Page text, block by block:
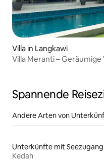
Villa in Langkawi
Villa Meranti –
Spannende
Andere Arten von
Unterkünfte mit Seezugang
Kedah